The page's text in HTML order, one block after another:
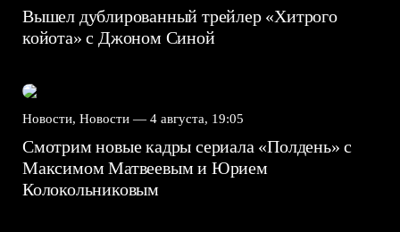
Вышел дублированный трейлер «Хитрого
койота» с Джоном Синой
Новости, Новости — 4 августа, 19:05
Смотрим новые кадры сериала «Полдень» с
Максимом Матвеевым и Юрием
Колокольниковым